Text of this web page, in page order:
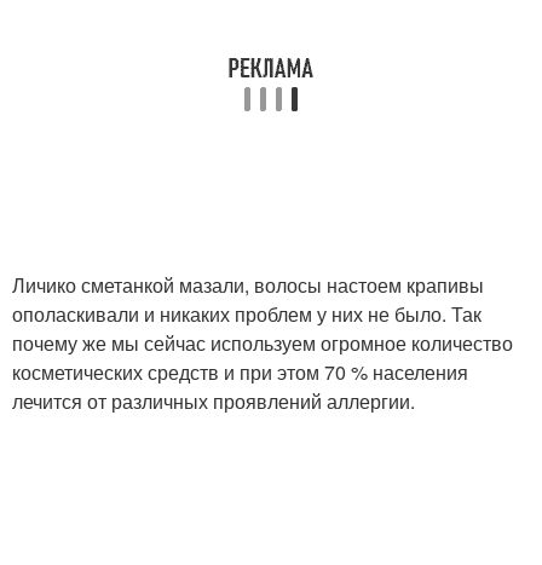
Личико сметанкой мазали, волосы настоем крапивы
ополаскивали и никаких проблем у них не было. Так
почему же мы сейчас используем огромное количество
косметических средств и при этом 70 % населения
лечится от различных проявлений аллергии.